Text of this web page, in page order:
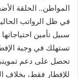
المواطن.. الحلقة
في ظل الرواتب
للإفطار فقط، بخلاف